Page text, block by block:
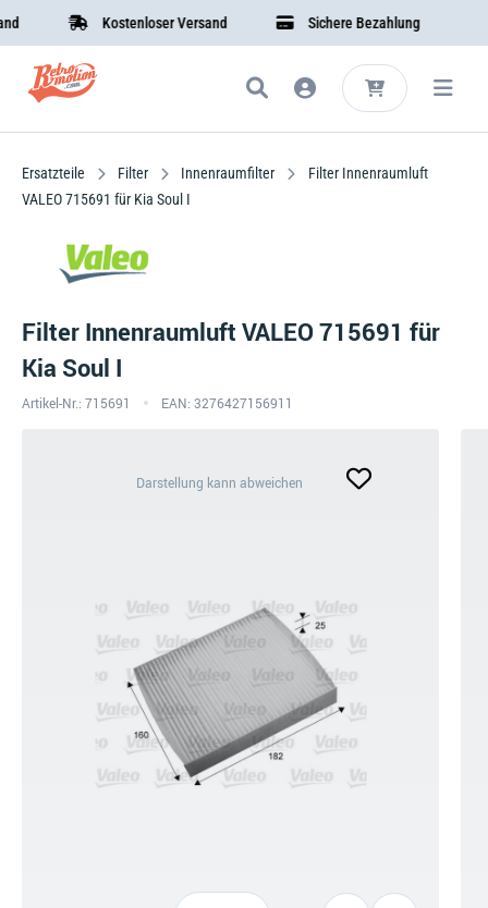
Kostenloser Versand Sichere Bezahlung
Ersatzteile Filter Innenraumfilter
Filter Innenraumluft
VALEO 715691 für Kia Soul I
Filter Innenraumluft VALEO 715691 für
Kia Soul I
Artikel-Nr.: 715691 EAN: 3276427156911
Darstellung kann abweichen